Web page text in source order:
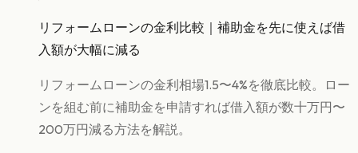
リフォームローンの金利比較｜補助金を先に使えば借
入額が大幅に減る
リフォームローンの金利相場1.5〜4%を徹底比較。ロー
ンを組む前に補助金を申請すれば借入額が数十万円〜
200万円減る方法を解説。